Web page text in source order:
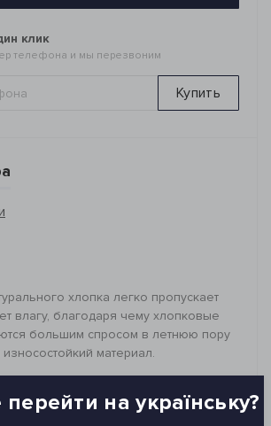
клик
телефона и мы перезвоним
Купить
хлопка легко пропускает
влагу, благодаря чему хлопковые
большим спросом в летнюю пору
материал.
пике
на українську?